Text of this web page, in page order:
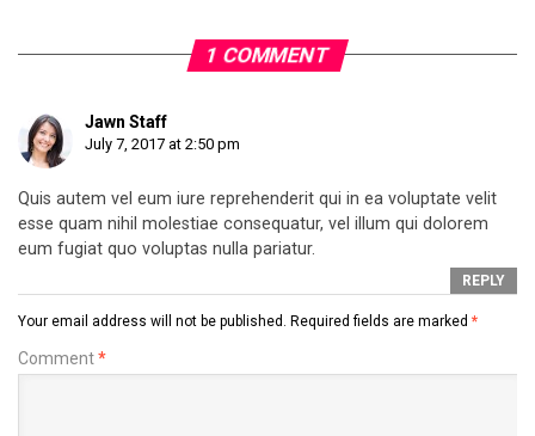
1 COMMENT
Jawn Staff
July 7, 2017 at 2:50 pm
Quis autem vel eum iure reprehenderit qui in ea voluptate velit
esse quam nihil molestiae consequatur, vel illum qui dolorem
eum fugiat quo voluptas nulla pariatur.
REPLY
Your email address will not be published. Required fields are marked *
Comment*